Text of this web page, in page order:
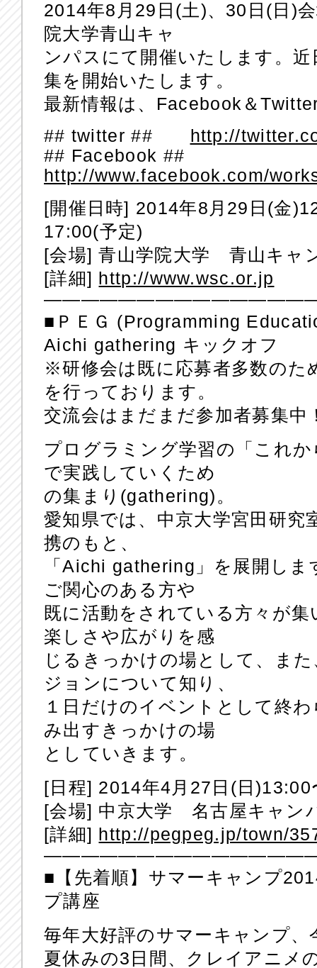
2014年8月29日(土)、30日(日)
院大学青山キャ
ンパスにて開催いたします。
集を開始いたします。
最新情報は、Facebook＆
## twitter ##
http://
## Facebook ##
http://www.facebook.com/
[開催日時] 2014年8月29日(金
17:00(予定)
[会場] 青山学院大学 青山キャ
[詳細] http://www.wsc.or.jp
■ＰＥＧ (Programming
Aichi gathering キックオフ
※研修会は既に応募者多数のた
を行っております。
交流会はまだまだ参加者募集中
プログラミング学習の「これ
で実践していくため
の集まり(gathering)。
愛知県では、中京大学宮田研
携のもと、
「Aichi gathering」を展開し
ご関心のある方や
既に活動をされている方々が
楽しさや広がりを感
じるきっかけの場として、ま
ジョンについて知り、
１日だけのイベントとして終
み出すきっかけの場
としていきます。
[日程] 2014年4月27日(日)13:00
[会場] 中京大学 名古屋キャ
[詳細] http://pegpeg.jp/town/
■【先着順】サマーキャンプ
プ講座
毎年大好評のサマーキャンプ
夏休みの3日間、クレイアニメ